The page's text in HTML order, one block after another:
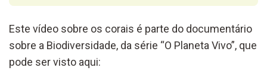
Este vídeo sobre os corais é parte do documentário
sobre a Biodiversidade, da série “O Planeta Vivo”, que
pode ser visto aqui: